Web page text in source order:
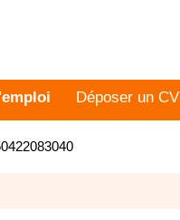
Déposer un CV